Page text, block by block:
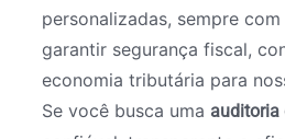
personalizadas, sempre
garantir segurança fiscal,
economia tributária para
Se você busca uma auditoria